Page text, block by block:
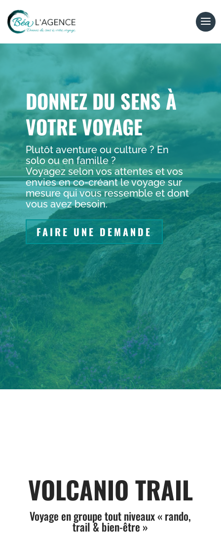
DONNEZ DU SENS À
VOTRE VOYAGE
Plutôt aventure ou culture ? En
solo ou en famille ?
Voyagez selon vos attentes et vos
envies en co-créant le voyage sur
mesure qui vous ressemble et dont
vous avez besoin.
FAIRE UNE DEMANDE
VOLCANIO TRAIL
Voyage en groupe tout niveaux « rando,
trail & bien-être »